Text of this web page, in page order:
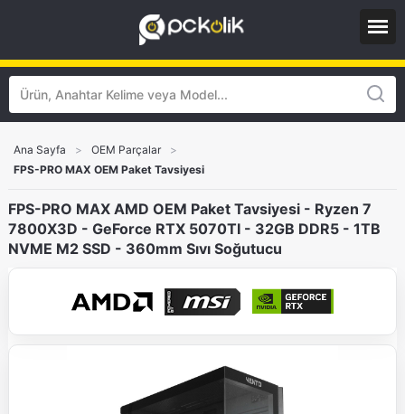
Ana Sayfa > OEM Parçalar
>
FPS-PRO MAX OEM Paket Tavsiyesi
FPS-PRO MAX AMD OEM Paket Tavsiyesi - Ryzen 7
7800X3D - GeForce RTX 5070TI - 32GB DDR5 - 1TB
NVME M2 SSD - 360mm Sıvı Soğutucu